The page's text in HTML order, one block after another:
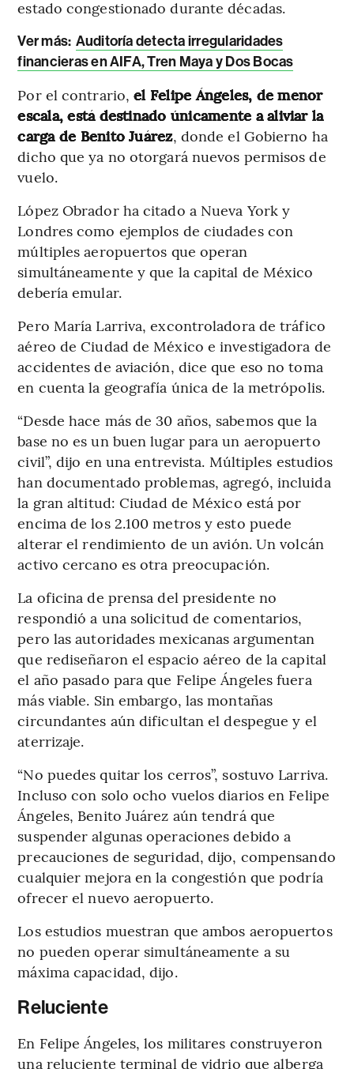
estado congestionado durante décadas.
Ver más: Auditoría detecta irregularidades
financieras en AIFA, Tren Maya y Dos Bocas
Por el contrario,el Felipe Ángeles, de menor
escala, está destinado únicamente a aliviar la
carga de Benito Juárez, donde el Gobierno ha
dicho que ya no otorgará nuevos permisos de
vuelo.
López Obrador ha citado a Nueva York y
Londres como ejemplos de ciudades con
múltiples aeropuertos que operan
simultáneamente y que la capital de México
debería emular.
Pero María Larriva, excontroladora de tráfico
aéreo de Ciudad de México e investigadora de
accidentes de aviación, dice que eso no toma
en cuenta la geografía única de la metrópolis.
“Desde hace más de 30 años, sabemos que la
base no es un buen lugar para un aeropuerto
civil”, dijo en una entrevista. Múltiples estudios
han documentado problemas, agregó, incluida
la gran altitud: Ciudad de México está por
encima de los 2.100 metros y esto puede
alterar el rendimiento de un avión. Un volcán
activo cercano es otra preocupación.
La oficina de prensa del presidente no
respondió a una solicitud de comentarios,
pero las autoridades mexicanas argumentan
que rediseñaron el espacio aéreo de la capital
el año pasado para que Felipe Ángeles fuera
más viable. Sin embargo, las montañas
circundantes aún dificultan el despegue y el
aterrizaje.
“No puedes quitar los cerros”, sostuvo Larriva.
Incluso con solo ocho vuelos diarios en Felipe
Ángeles, Benito Juárez aún tendrá que
suspender algunas operaciones debido a
precauciones de seguridad, dijo, compensando
cualquier mejora en la congestión que podría
ofrecer el nuevo aeropuerto.
Los estudios muestran que ambos aeropuertos
no pueden operar simultáneamente a su
máxima capacidad, dijo.
Reluciente
En Felipe Ángeles, los militares construyeron
una reluciente terminal de vidrio que alberga